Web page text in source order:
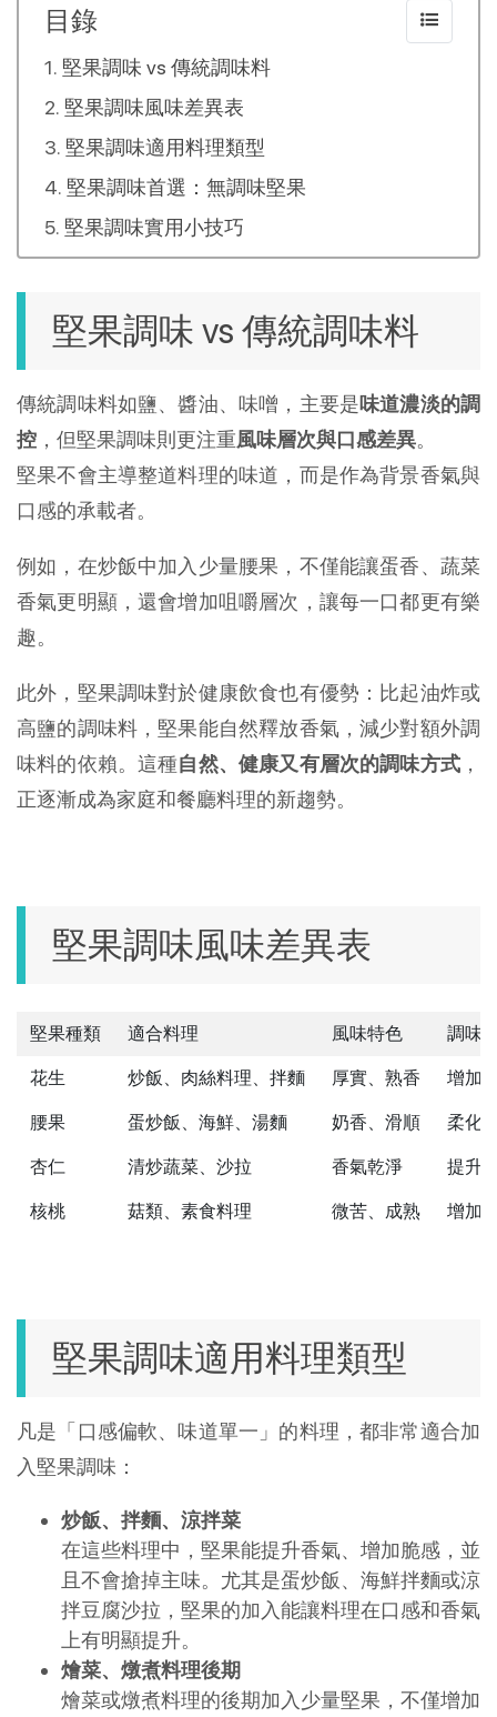
目錄
堅果調味 vs 傳統調味料
堅果調味風味差異表
堅果調味適用料理類型
堅果調味首選：無調味堅果
堅果調味實用小技巧
堅果調味 vs 傳統調味料
傳統調味料如鹽、醬油、味噌，主要是味道濃淡的調
控 ，但堅果調味則更注重風味層次與口感差異。
堅果不會主導整道料理的味道，而是作為背景香氣與
口感的承載者。
例如，在炒飯中加入少量腰果，不僅能讓蛋香、蔬菜
香氣更明顯，還會增加咀嚼層次，讓每一口都更有樂
趣。
此外，堅果調味對於健康飲食也有優勢：比起油炸或
高鹽的調味料，堅果能自然釋放香氣，減少對額外調
味料的依賴。這種自然、健康又有層次的調味方式 ，
正逐漸成為家庭和餐廳料理的新趨勢。
堅果調味風味差異表
堅果種類 適合料理 風味特色 調味
花生 炒飯、肉絲料理、拌麵 厚實、熟香 增加
腰果 蛋炒飯、海鮮、湯麵 奶香、滑順 柔化
杏仁 清炒蔬菜、沙拉 香氣乾淨 提升
核桃 菇類、素食料理 微苦、成熟 增加
堅果調味適用料理類型
凡是「口感偏軟、味道單一」的料理，都非常適合加
入堅果調味：
炒飯、拌麵、涼拌菜
在這些料理中，堅果能提升香氣、增加脆感，並
且不會搶掉主味。尤其是蛋炒飯、海鮮拌麵或涼
拌豆腐沙拉，堅果的加入能讓料理在口感和香氣
上有明顯提升。
燴菜、燉煮料理後期
燴菜或燉煮料理的後期加入少量堅果，不僅增加